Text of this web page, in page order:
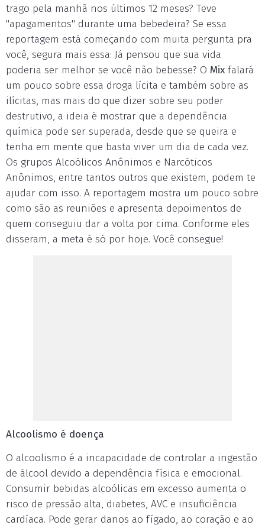
trago pela manhã nos últimos 12 meses? Teve
"apagamentos" durante uma bebedeira? Se essa
reportagem está começando com muita pergunta pra
você, segura mais essa: Já pensou que sua vida
poderia ser melhor se você não bebesse? O Mix falará
um pouco sobre essa droga lícita e também sobre as
ilícitas, mas mais do que dizer sobre seu poder
destrutivo, a ideia é mostrar que a dependência
química pode ser superada, desde que se queira e
tenha em mente que basta viver um dia de cada vez.
Os grupos Alcoólicos Anônimos e Narcóticos
Anônimos, entre tantos outros que existem, podem te
ajudar com isso. A reportagem mostra um pouco sobre
como são as reuniões e apresenta depoimentos de
quem conseguiu dar a volta por cima. Conforme eles
disseram, a meta é só por hoje. Você consegue!
Alcoolismo é doença
O alcoolismo é a incapacidade de controlar a ingestão
de álcool devido a dependência física e emocional.
Consumir bebidas alcoólicas em excesso aumenta o
risco de pressão alta, diabetes, AVC e insuficiência
cardíaca. Pode gerar danos ao fígado, ao coração e ao